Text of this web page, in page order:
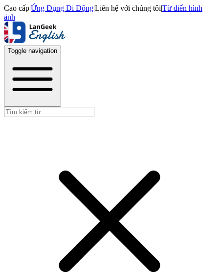
Cao cấp|Ứng Dụng Di Động|Liên hệ với chúng tôi|Từ điển hình
ảnh
Toggle navigation